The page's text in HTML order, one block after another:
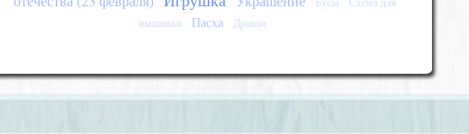
вышивки
Пасха Дракон